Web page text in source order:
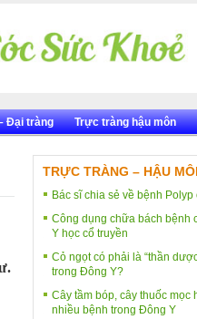
Đại tràng Trực tràng hậu môn
TRỰC TRÀNG – HẬU
Bác sĩ chia sẻ về bệnh
Công dụng chữa bách bệnh
Y học cổ truyền
Cỏ ngọt có phải là “thần
trong Đông Y?
Cây tầm bóp, cây thuốc
nhiều bệnh trong Đông Y